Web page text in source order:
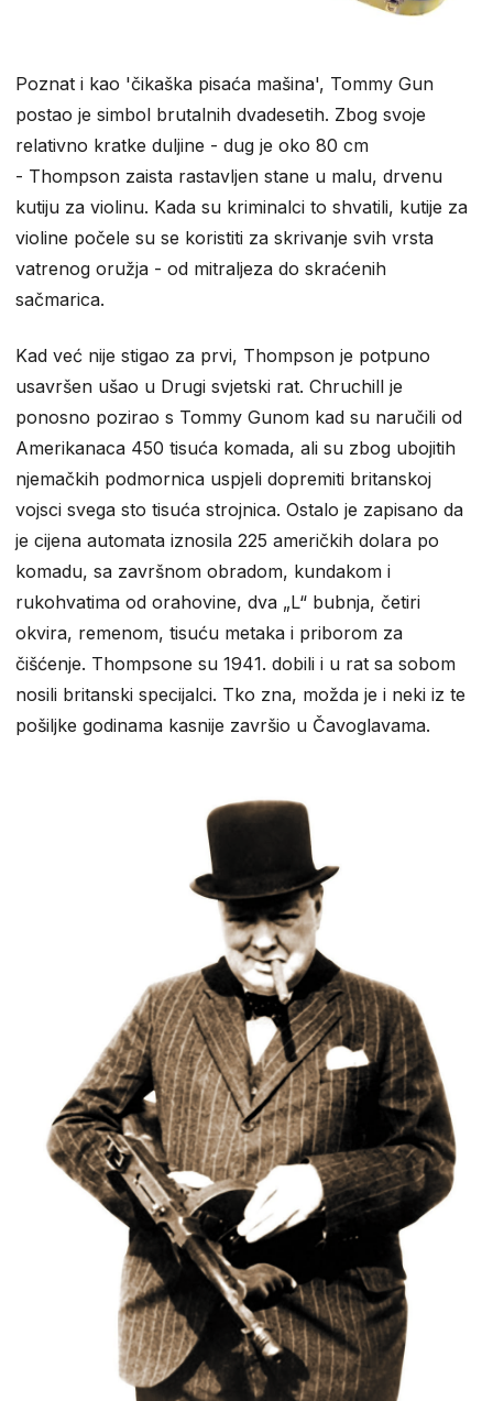
Poznat i kao 'čikaška pisaća mašina', Tommy Gun
postao je simbol brutalnih dvadesetih. Zbog svoje
relativno kratke duljine - dug je oko 80 cm
- Thompson zaista rastavljen stane u malu, drvenu
kutiju za violinu. Kada su kriminalci to shvatili, kutije za
violine počele su se koristiti za skrivanje svih vrsta
vatrenog oružja - od mitraljeza do skraćenih
sačmarica.
Kad već nije stigao za prvi, Thompson je potpuno
usavršen ušao u Drugi svjetski rat. Chruchill je
ponosno pozirao s Tommy Gunom kad su naručili od
Amerikanaca 450 tisuća komada, ali su zbog ubojitih
njemačkih podmornica uspjeli dopremiti britanskoj
vojsci svega sto tisuća strojnica. Ostalo je zapisano da
je cijena automata iznosila 225 američkih dolara po
komadu, sa završnom obradom, kundakom i
rukohvatima od orahovine, dva „L“ bubnja, četiri
okvira, remenom, tisuću metaka i priborom za
čišćenje. Thompsone su 1941. dobili i u rat sa sobom
nosili britanski specijalci. Tko zna, možda je i neki iz te
pošiljke godinama kasnije završio u Čavoglavama.